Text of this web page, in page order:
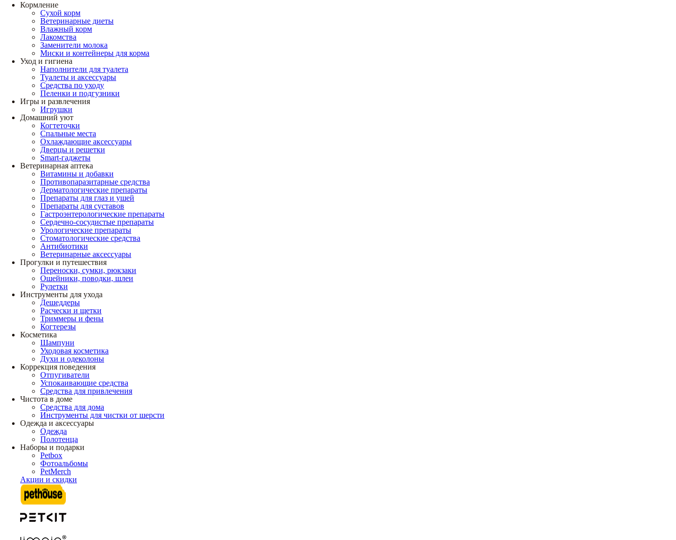
Кормление
Сухой корм
Ветеринарные диеты
Влажный корм
Лакомства
Заменители молока
Миски и контейнеры для корма
Уход и гигиена
Наполнители для туалета
Туалеты и аксессуары
Средства по уходу
Пеленки и подгузники
Игры и развлечения
Игрушки
Домашний уют
Когтеточки
Спальные места
Охлаждающие аксессуары
Дверцы и решетки
Smart-гаджеты
Ветеринарная аптека
Витамины и добавки
Противопаразитарные средства
Дерматологические препараты
Препараты для глаз и ушей
Препараты для суставов
Гастроэнтерологические препараты
Сердечно-сосудистые препараты
Урологические препараты
Стоматологические средства
Антибиотики
Ветеринарные аксессуары
Прогулки и путешествия
Переноски, сумки, рюкзаки
Ошейники, поводки, шлеи
Рулетки
Инструменты для ухода
Дешеддеры
Расчески и щетки
Триммеры и фены
Когтерезы
Косметика
Шампуни
Уходовая косметика
Духи и одеколоны
Коррекция поведения
Отпугиватели
Успокаивающие средства
Средства для привлечения
Чистота в доме
Средства для дома
Инструменты для чистки от шерсти
Одежда и аксессуары
Одежда
Полотенца
Наборы и подарки
Petbox
Фотоальбомы
PetMerch
Акции и скидки